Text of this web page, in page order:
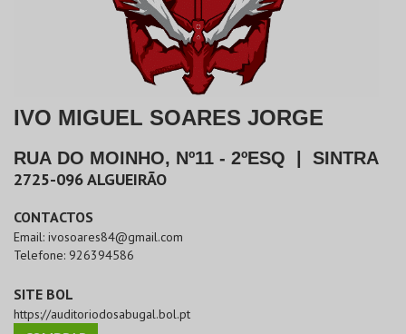
IVO MIGUEL SOARES JORGE
RUA DO MOINHO, Nº11 - 2ºESQ SINTRA
2725-096ALGUEIRÃO
CONTACTOS
Email: ivosoares84@gmail.com
Telefone: 926394586
SITE BOL
https://auditoriodosabugal.bol.pt